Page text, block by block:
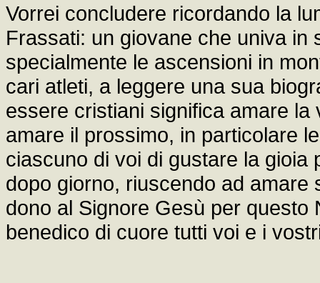
Vorrei concludere ricordando la
Frassati: un giovane che univa
specialmente le ascensioni in
cari atleti, a leggere una sua
essere cristiani significa amare
amare il prossimo, in particolare
ciascuno di voi di gustare la gioia
dopo giorno, riuscendo ad amare
dono al Signore Gesù per questo
benedico di cuore tutti voi e i